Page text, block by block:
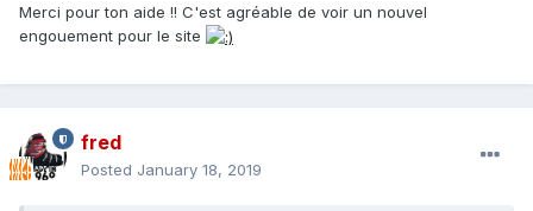
Merci pour ton aide !! C'est agréable de voir un nouvel
engouement pour le site
fred
Posted January 18, 2019